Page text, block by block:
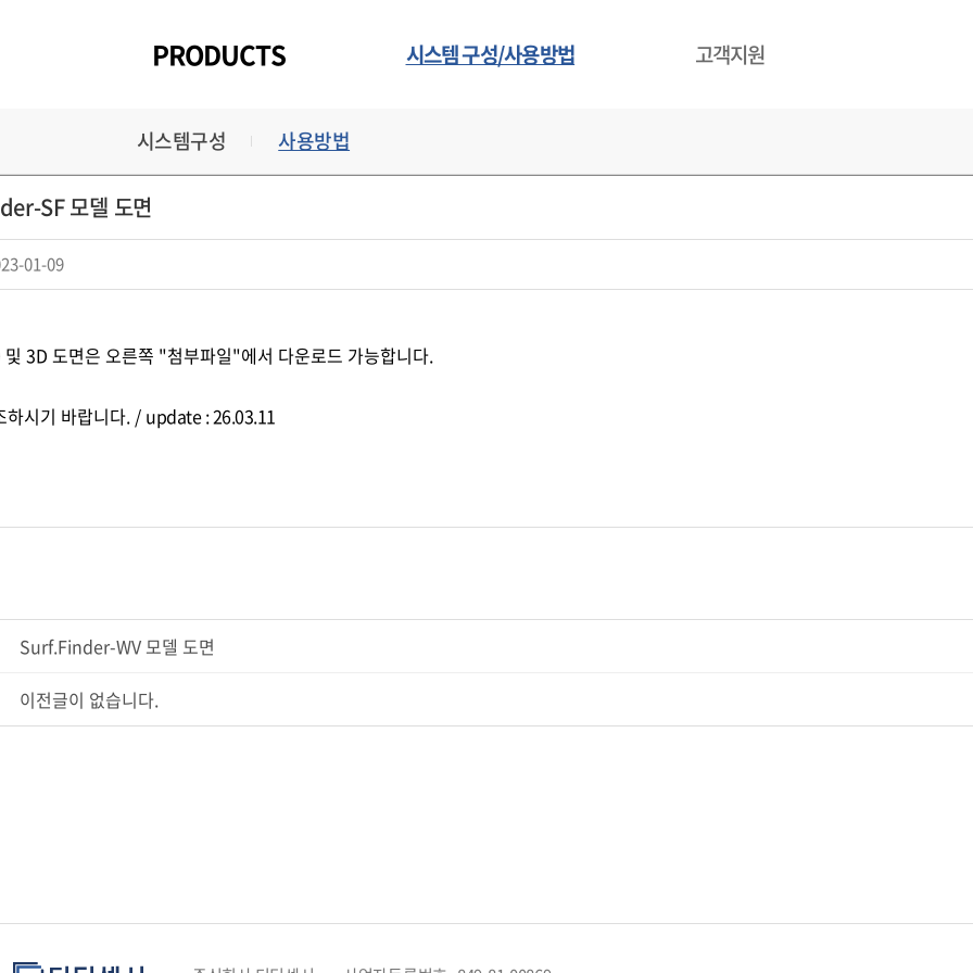
PRODUCTS 시스템 구성/사용방법 고객지원
시스템구성 사용방법
SF 모델 도면
01-09
및 3D 도면은 오른쪽 "첨부파일"에서 다운로드 가능합니다.
하시기 바랍니다. / update : 26.03.11
Surf.Finder-WV 모델 도면
이전글이 없습니다.